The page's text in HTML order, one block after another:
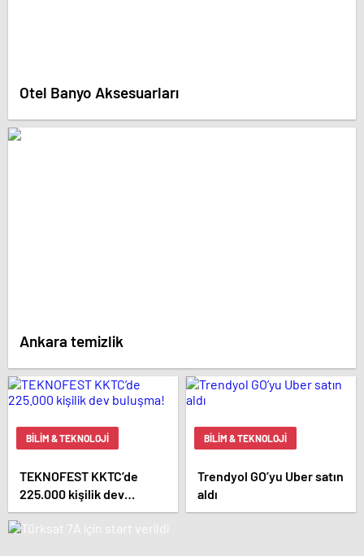
Otel Banyo Aksesuarları
Ankara temizlik
BILIM & TEKNOLOJI
TEKNOFEST KKTC’de
225.000 kişilik dev
buluşma!
BILIM & TEKNOLOJI
Trendyol GO’yu Uber satın
aldı